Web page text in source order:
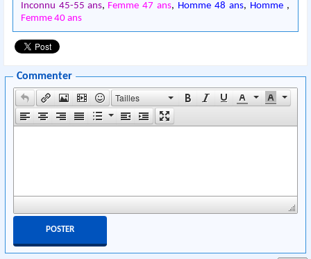
Inconnu 45-55 ans, Femme 47 ans, Homme 48 ans, Homme ,
Femme 40 ans
Commenter
Tailles